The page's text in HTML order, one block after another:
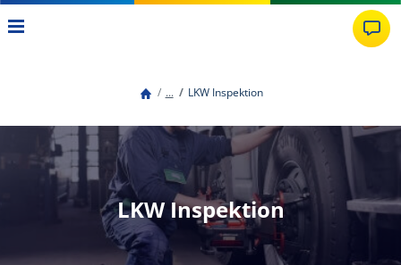
... LKW Inspektion
LKW Inspektion